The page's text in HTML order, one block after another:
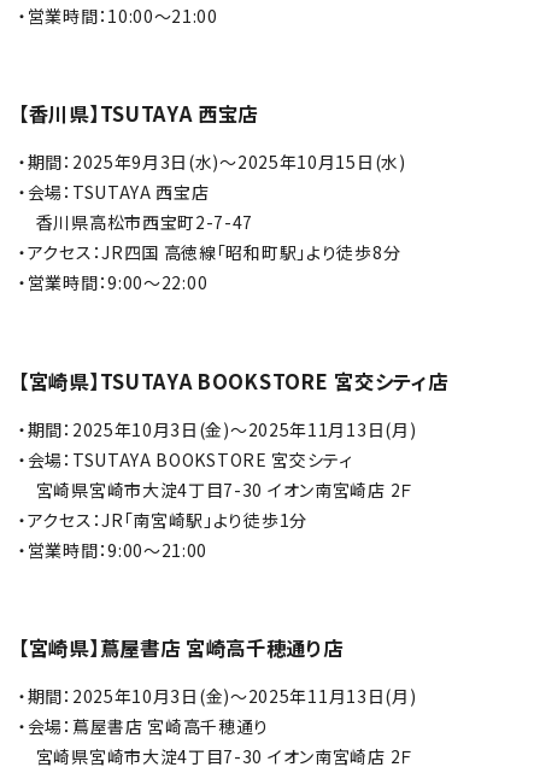
・営業時間：10:00～21:00
【香川県】TSUTAYA 西宝店
・期間：2025年9月3日(水)～2025年10月15日(水)
・会場：TSUTAYA 西宝店
香川県高松市西宝町2-7-47
・アクセス：JR四国 高徳線「昭和町駅」より徒歩8分
・営業時間：9:00～22:00
【宮崎県】TSUTAYA BOOKSTORE 宮交シティ店
・期間：2025年10月3日(金)～2025年11月13日(月)
・会場：TSUTAYA BOOKSTORE 宮交シティ
宮崎県宮崎市大淀4丁目7-30 イオン南宮崎店 2Ｆ
・アクセス：JR「南宮崎駅」より徒歩1分
・営業時間：9:00～21:00
【宮崎県】蔦屋書店 宮崎高千穂通り店
・期間：2025年10月3日(金)～2025年11月13日(月)
・会場：蔦屋書店 宮崎高千穂通り
宮崎県宮崎市大淀4丁目7-30 イオン南宮崎店 2Ｆ